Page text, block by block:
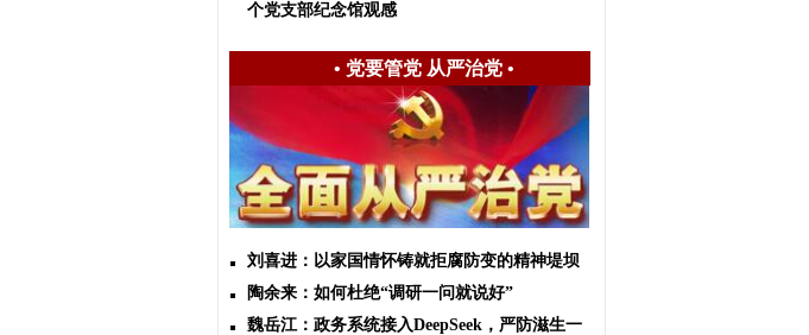
个党支部纪念馆观感
• 党要管党 从严治党•
刘喜进：以家国情怀铸就拒腐防变的精神堤坝
陶余来：如何杜绝“调研一问就说好”
魏岳江：政务系统接入DeepSeek，严防滋生一